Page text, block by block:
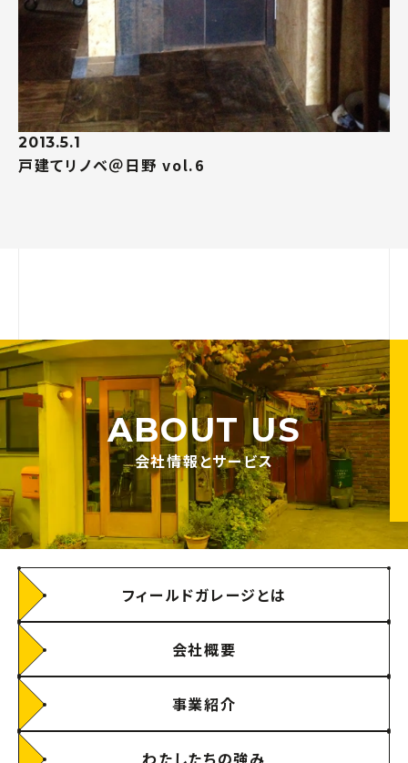
2013.5.1
戸建てリノベ＠日野 vol.6
ABOUT US
会社情報とサービス
フィールドガレージとは
会社概要
事業紹介
わたしたちの強み